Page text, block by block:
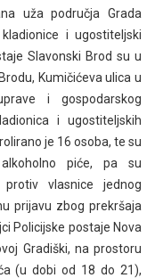
uža područja Grada
i ugostiteljski
Slavonski Brod su u
Kumičićeva ulica u
i gospodarskog
i ugostiteljskih
je 16 osoba, te su
piće, pa su
protiv vlasnice jednog
prijavu zbog prekršaja
Policijske postaje Nova
Gradiški, na prostoru
(u dobi od 18 do 21),